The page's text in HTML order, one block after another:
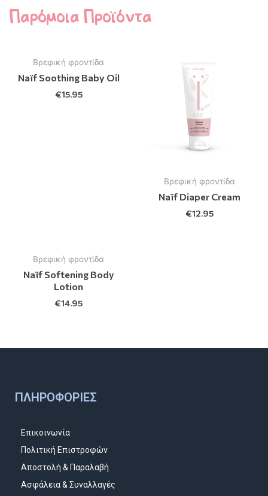
Παρόμοια Προϊόντα
Βρεφική φροντίδα
Naïf Soothing Baby Oil
€15.95
Βρεφική φροντίδα
Naïf Diaper Cream
€12.95
Βρεφική φροντίδα
Naïf Softening Body
Lotion
€14.95
ΠΛΗΡΟΦΟΡΊΕΣ
Επικοινωνία
Πολιτική Επιστροφών
Αποστολή & Παραλαβή
Ασφάλεια & Συναλλαγές